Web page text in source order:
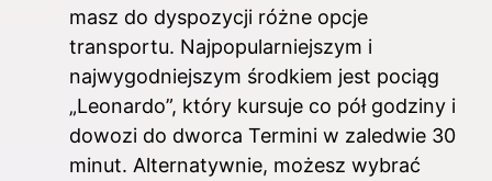
masz do dyspozycji różne opcje
transportu. Najpopularniejszym i
najwygodniejszym środkiem jest pociąg
„Leonardo”, który kursuje co pół godziny i
dowozi do dworca Termini w zaledwie 30
minut. Alternatywnie, możesz wybrać